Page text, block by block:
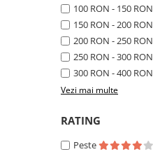
100 RON - 150 RON
150 RON - 200 RON
200 RON - 250 RON
250 RON - 300 RON
300 RON - 400 RON
Vezi mai multe
RATING
Peste